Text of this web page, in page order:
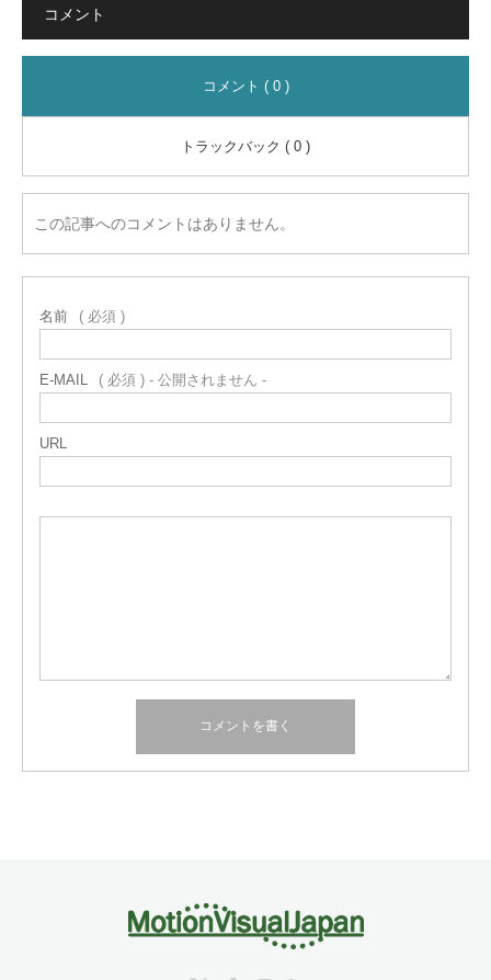
コメント
コメント ( 0 )
トラックバック ( 0 )
この記事へのコメントはありません。
名前 ( 必須 )
E-MAIL ( 必須 ) - 公開されません -
URL
RSS